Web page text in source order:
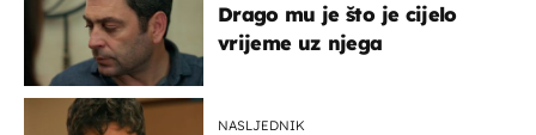
Drago mu je što je cijelo
vrijeme uz njega
NASLJEDNIK